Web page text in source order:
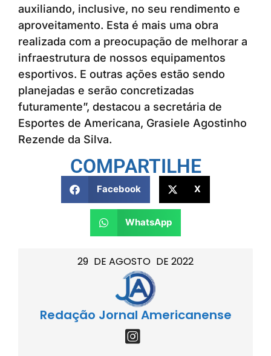
29 DE AGOSTO DE 2022
Redação Jornal Americanense
auxiliando, inclusive, no seu rendimento e
aproveitamento. Esta é mais uma obra
realizada com a preocupação de melhorar a
infraestrutura de nossos equipamentos
esportivos. E outras ações estão sendo
planejadas e serão concretizadas
futuramente”, destacou a secretária de
Esportes de Americana, Grasiele Agostinho
Rezende da Silva.
COMPARTILHE
Facebook X
WhatsApp